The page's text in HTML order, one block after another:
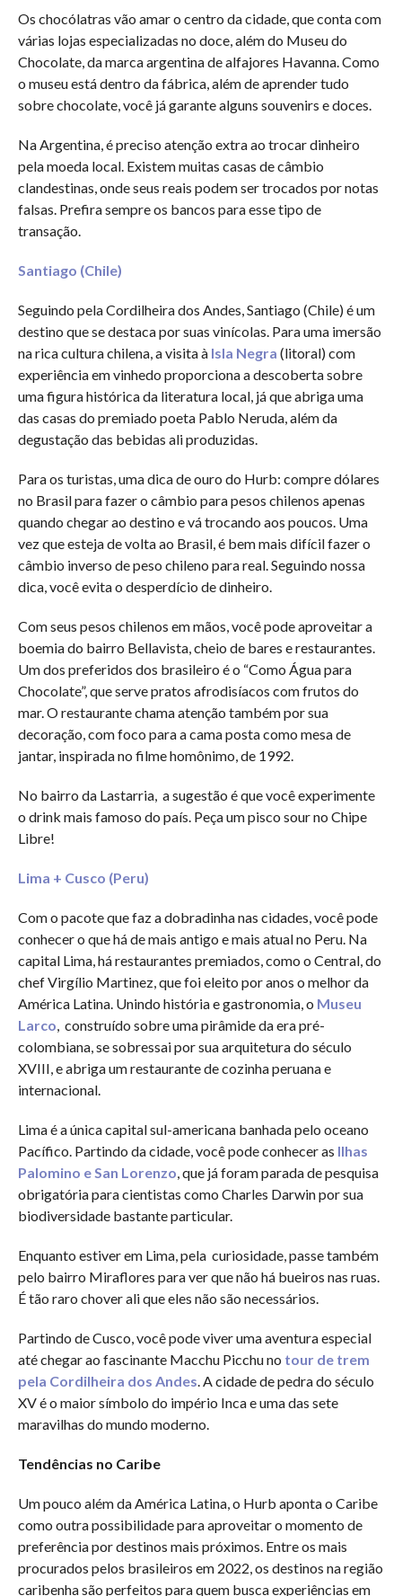
Os chocólatras vão amar o centro da cidade, que conta com
várias lojas especializadas no doce, além do Museu do
Chocolate, da marca argentina de alfajores Havanna. Como
o museu está dentro da fábrica, além de aprender tudo
sobre chocolate, você já garante alguns souvenirs e doces.
Na Argentina, é preciso atenção extra ao trocar dinheiro
pela moeda local. Existem muitas casas de câmbio
clandestinas, onde seus reais podem ser trocados por notas
falsas. Prefira sempre os bancos para esse tipo de
transação.
Santiago (Chile)
Seguindo pela Cordilheira dos Andes, Santiago (Chile) é um
destino que se destaca por suas vinícolas. Para uma imersão
na rica cultura chilena, a visita à Isla Negra (litoral) com
experiência em vinhedo proporciona a descoberta sobre
uma figura histórica da literatura local, já que abriga uma
das casas do premiado poeta Pablo Neruda, além da
degustação das bebidas ali produzidas.
Para os turistas, uma dica de ouro do Hurb: compre dólares
no Brasil para fazer o câmbio para pesos chilenos apenas
quando chegar ao destino e vá trocando aos poucos. Uma
vez que esteja de volta ao Brasil, é bem mais difícil fazer o
câmbio inverso de peso chileno para real. Seguindo nossa
dica, você evita o desperdício de dinheiro.
Com seus pesos chilenos em mãos, você pode aproveitar a
boemia do bairro Bellavista, cheio de bares e restaurantes.
Um dos preferidos dos brasileiro é o “Como Água para
Chocolate”, que serve pratos afrodisíacos com frutos do
mar. O restaurante chama atenção também por sua
decoração, com foco para a cama posta como mesa de
jantar, inspirada no filme homônimo, de 1992.
No bairro da Lastarria, a sugestão é que você experimente
o drink mais famoso do país. Peça um pisco sour no Chipe
Libre!
Lima + Cusco (Peru)
Com o pacote que faz a dobradinha nas cidades, você pode
conhecer o que há de mais antigo e mais atual no Peru. Na
capital Lima, há restaurantes premiados, como o Central, do
chef Virgílio Martinez, que foi eleito por anos o melhor da
América Latina. Unindo história e gastronomia, o Museu
Larco, construído sobre uma pirâmide da era pré-
colombiana, se sobressai por sua arquitetura do século
XVIII, e abriga um restaurante de cozinha peruana e
internacional.
Lima é a única capital sul-americana banhada pelo oceano
Pacífico. Partindo da cidade, você pode conhecer as Ilhas
Palomino e San Lorenzo, que já foram parada de pesquisa
obrigatória para cientistas como Charles Darwin por sua
biodiversidade bastante particular.
Enquanto estiver em Lima, pela curiosidade, passe também
pelo bairro Miraflores para ver que não há bueiros nas ruas.
É tão raro chover ali que eles não são necessários.
Partindo de Cusco, você pode viver uma aventura especial
até chegar ao fascinante Macchu Picchu no tour de trem
pela Cordilheira dos Andes. A cidade de pedra do século
XV é o maior símbolo do império Inca e uma das sete
maravilhas do mundo moderno.
Tendências no Caribe
Um pouco além da América Latina, o Hurb aponta o Caribe
como outra possibilidade para aproveitar o momento de
preferência por destinos mais próximos. Entre os mais
procurados pelos brasileiros em 2022, os destinos na região
caribenha são perfeitos para quem busca experiências em